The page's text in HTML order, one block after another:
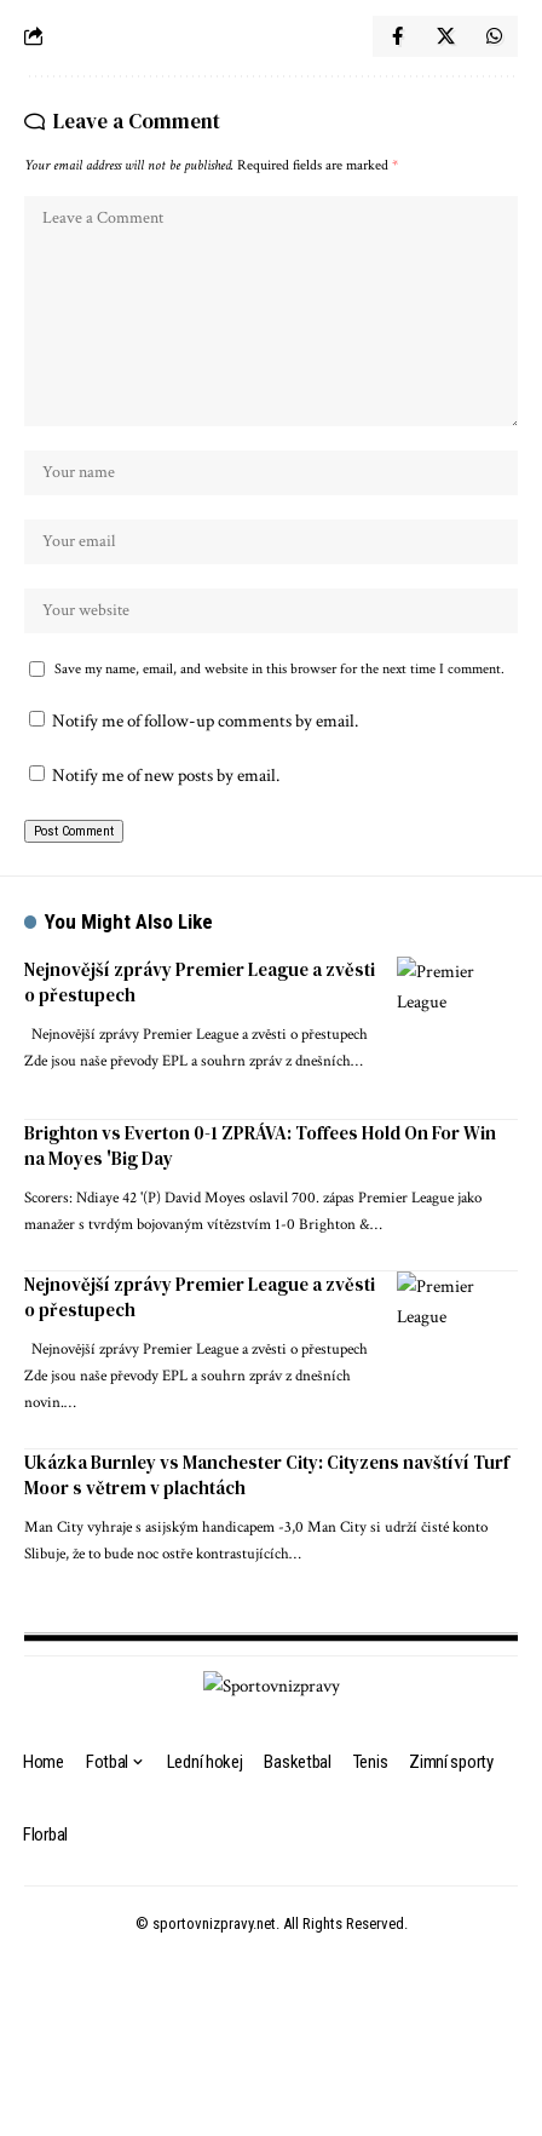
Leave a Comment
Your email address will not be published. Required fields are marked *
Save my name, email, and website in this browser for the next time I comment.
Notify me of follow-up comments by email.
Notify me of new posts by email.
You Might Also Like
Nejnovější zprávy Premier League a zvěsti
o přestupech
Nejnovější zprávy Premier League a zvěsti o přestupech
Zde jsou naše převody EPL a souhrn zpráv z dnešních…
Brighton vs Everton 0-1 ZPRÁVA: Toffees Hold On For Win
na Moyes 'Big Day
Scorers: Ndiaye 42 '(P) David Moyes oslavil 700. zápas Premier League jako
manažer s tvrdým bojovaným vítězstvím 1-0 Brighton &…
Nejnovější zprávy Premier League a zvěsti
o přestupech
Nejnovější zprávy Premier League a zvěsti o přestupech
Zde jsou naše převody EPL a souhrn zpráv z dnešních
novin.…
Ukázka Burnley vs Manchester City: Cityzens navštíví Turf
Moor s větrem v plachtách
Man City vyhraje s asijským handicapem -3,0 Man City si udrží čisté konto
Slibuje, že to bude noc ostře kontrastujících…
Home Fotbal Lední hokej Basketbal Tenis Zimní sporty
Florbal
© sportovnizpravy.net. All Rights Reserved.